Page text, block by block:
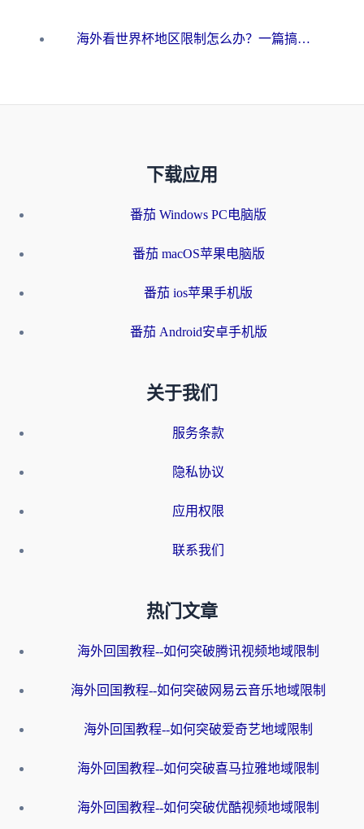
海外看世界杯地区限制怎么办？一篇搞定咪咕视频播放+国内资源无缝访问指南
下载应用
番茄 Windows PC电脑版
番茄 macOS苹果电脑版
番茄 ios苹果手机版
番茄 Android安卓手机版
关于我们
服务条款
隐私协议
应用权限
联系我们
热门文章
海外回国教程--如何突破腾讯视频地域限制
海外回国教程--如何突破网易云音乐地域限制
海外回国教程--如何突破爱奇艺地域限制
海外回国教程--如何突破喜马拉雅地域限制
海外回国教程--如何突破优酷视频地域限制